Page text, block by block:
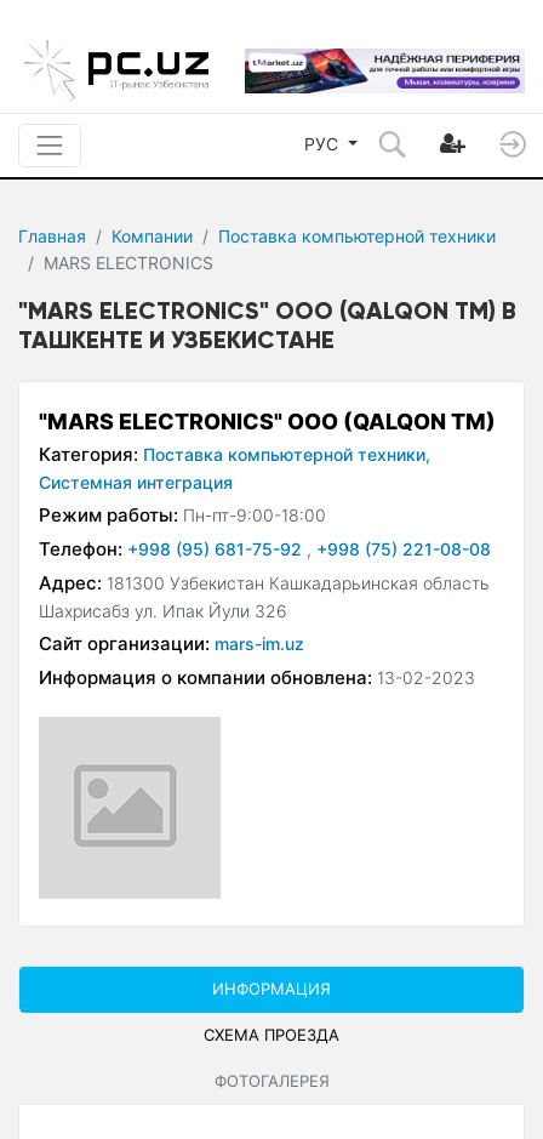
РУС
Главная Компании
Поставка компьютерной техники
MARS ELECTRONICS
"MARS ELECTRONICS" ООО (QALQON ТМ) В
ТАШКЕНТЕ И УЗБЕКИСТАНЕ
"MARS ELECTRONICS" ООО (QALQON ТМ)
Категория: Поставка компьютерной техники,
Системная интеграция
Режим работы: Пн-пт-9:00-18:00
Телефон: +998 (95) 681-75-92 , +998 (75) 221-08-08
Адрес: 181300 Узбекистан Кашкадарьинская область
Шахрисабз ул. Ипак Йули 326
Сайт организации: mars-im.uz
Информация о компании обновлена: 13-02-2023
ИНФОРМАЦИЯ
СХЕМА ПРОЕЗДА
ФОТОГАЛЕРЕЯ